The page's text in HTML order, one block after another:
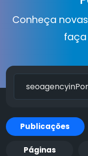
Conheça
faça
Publicações
Páginas